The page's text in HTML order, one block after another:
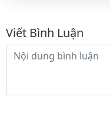
Bình luận
Viết Bình Luận
Nội dung bình luận